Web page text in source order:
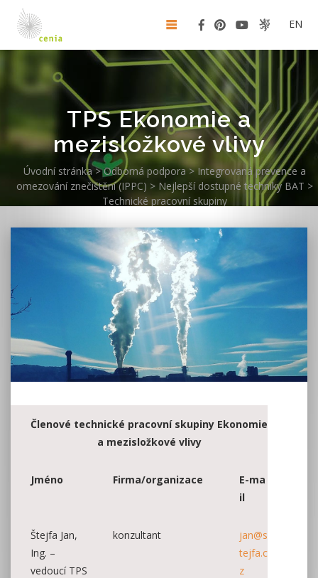
EN
TPS Ekonomie a
mezisložkové vlivy
Úvodní stránka>Odborná podpora>Integrovaná prevence a
omezování znečištění (IPPC) > Nejlepší dostupné techniky BAT >
Technické pracovní skupiny
Členové technické pracovní skupiny Ekonomie
a mezisložkové vlivy
Jméno Firma/organizace
E-ma
il
Štejfa Jan,
Ing. –
vedoucí TPS
konzultant
jan@s
tejfa.c
z